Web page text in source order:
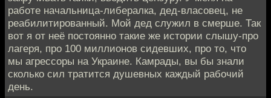
работе начальница-либералка, дед-власовец, не
реабилитированный. Мой дед служил в смерше. Так
вот я от неё постоянно такие же истории слышу-про
лагеря, про 100 миллионов сидевших, про то, что
мы агрессоры на Украине. Камрады, вы бы знали
сколько сил тратится душевных каждый рабочий
день.